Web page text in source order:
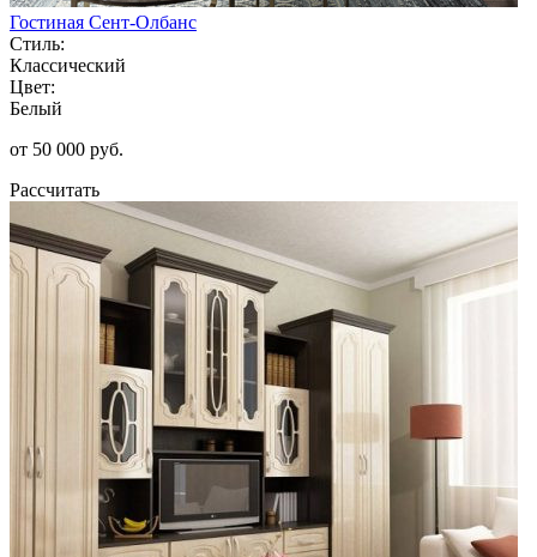
Гостиная Сент-Олбанс
Стиль:
Классический
Цвет:
Белый
от 50 000 руб.
Рассчитать